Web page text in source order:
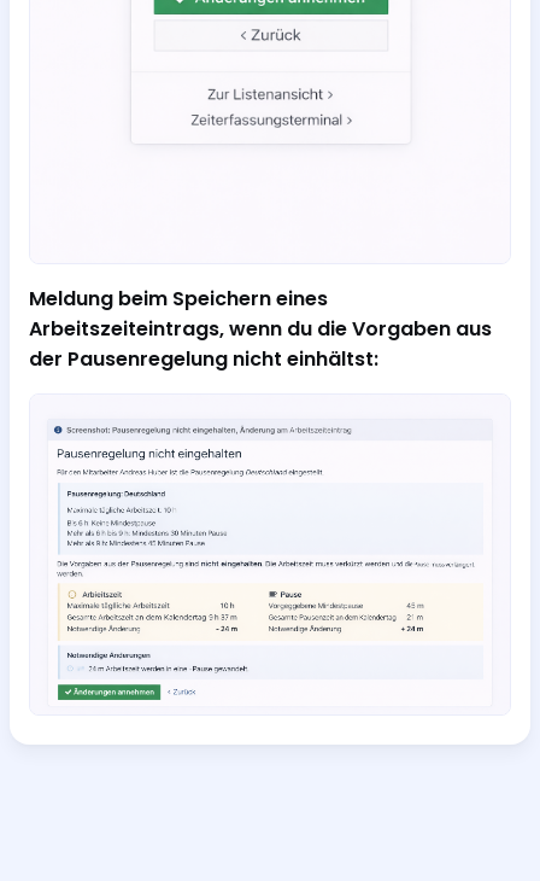
Meldung beim Speichern eines
Arbeitszeiteintrags, wenn du die Vorgaben aus
der Pausenregelung nicht einhältst: